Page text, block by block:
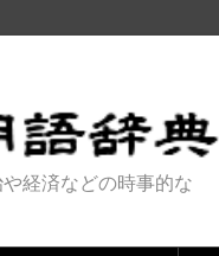
経済などの時事的な